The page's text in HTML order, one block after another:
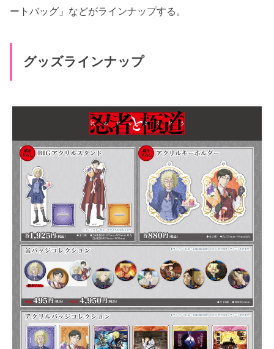
ートバッグ」などがラインナップする。
グッズラインナップ